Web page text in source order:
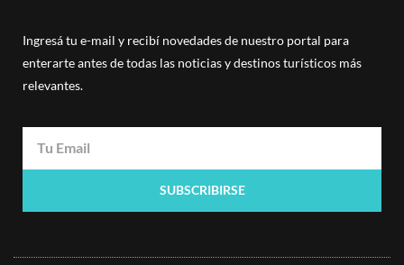
Ingresá tu e-mail y recibí novedades de nuestro portal para
enterarte antes de todas las noticias y destinos turísticos más
relevantes.
SUBSCRIBIRSE